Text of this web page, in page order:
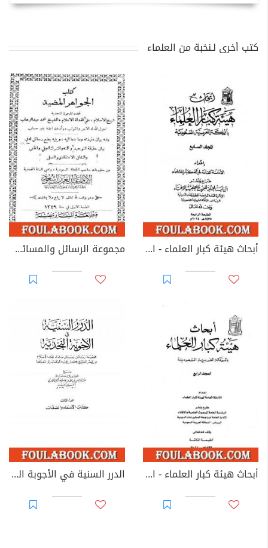
كتب أخرى لـنخبة من العلماء
أبحاث هيئة كبار العلماء - المجلد السابع مجموعة الرسائل والمسائل النجدية - المجلد الرابع والخامس
أبحاث هيئة كبار العلماء - المجلد الرابع الدرر السنية في الأجوبة النجدية - المجلد الثالث